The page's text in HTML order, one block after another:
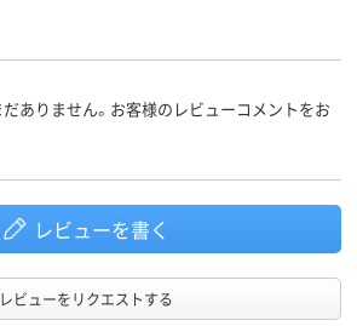
ありません。お客様のレビューコメントをお
レビューを書く
レビューをリクエストする